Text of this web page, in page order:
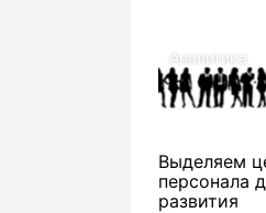
Аналитика
Выделяем
персонала
развития